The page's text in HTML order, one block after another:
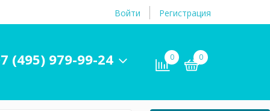
Войти Регистрация
(495) 979-99-24 0 0